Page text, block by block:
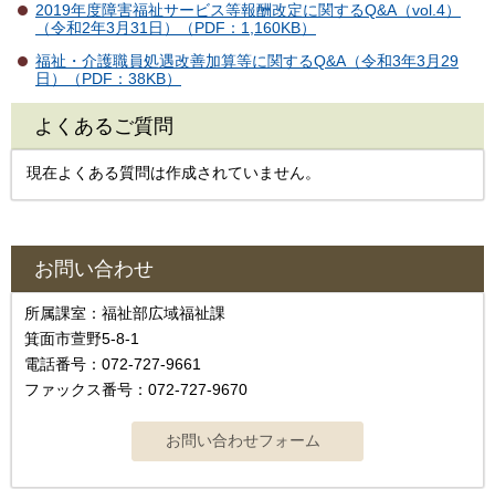
2019年度障害福祉サービス等報酬改定に関するQ&A（vol.4）
（令和2年3月31日）（PDF：1,160KB）
福祉・介護職員処遇改善加算等に関するQ&A（令和3年3月29
日）（PDF：38KB）
よくあるご質問
現在よくある質問は作成されていません。
お問い合わせ
所属課室：福祉部広域福祉課
箕面市萱野5-8-1
電話番号：072-727-9661
ファックス番号：072-727-9670